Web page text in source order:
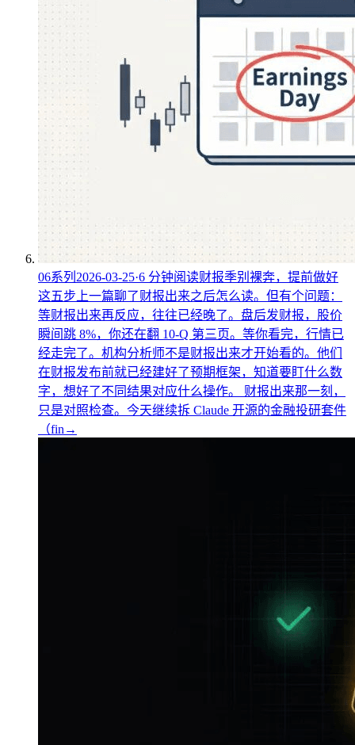
06系列 2026-03-25·6 分钟阅读财报季别裸奔，提前做好
这五步 上一篇聊了财报出来之后怎么读。但有个问题：
等财报出来再反应，往往已经晚了。盘后发财报，股价
瞬间跳 8%，你还在翻 10-Q 第三页。等你看完，行情已
经走完了。机构分析师不是财报出来才开始看的。他们
在财报发布前就已经建好了预期框架，知道要盯什么数
字，想好了不同结果对应什么操作。 财报出来那一刻，
只是对照检查。今天继续拆 Claude 开源的金融投研套件
（fin →